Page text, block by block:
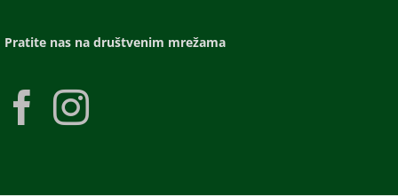
Pratite nas na društvenim mrežama